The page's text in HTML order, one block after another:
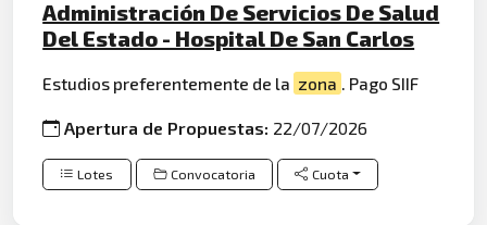
Administración De Servicios De Salud
Del Estado - Hospital De San Carlos
Estudios preferentemente de la zona . Pago SIIF
Apertura de Propuestas: 22/07/2026
Lotes Convocatoria Cuota